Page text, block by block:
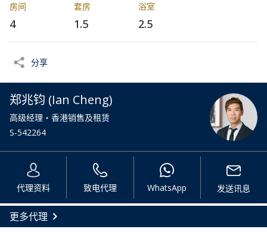
房间
4
套房
1.5
浴室
2.5
分享
郑兆钧 (Ian Cheng)
高级经理・香港销售及租赁
S-542264
代理资料 致电代理 WhatsApp 发送讯息
更多代理